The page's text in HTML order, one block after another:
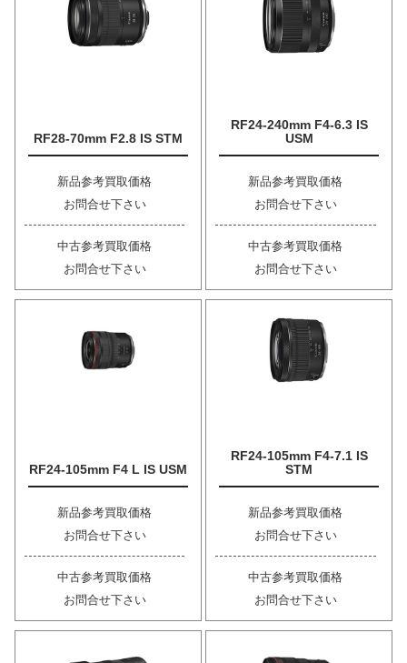
RF28-70mm F2.8 IS STM
新品参考買取価格
お問合せ下さい
中古参考買取価格
お問合せ下さい
RF24-240mm F4-6.3 IS
USM
新品参考買取価格
お問合せ下さい
中古参考買取価格
お問合せ下さい
RF24-105mm F4 L IS USM
新品参考買取価格
お問合せ下さい
中古参考買取価格
お問合せ下さい
RF24-105mm F4-7.1 IS
STM
新品参考買取価格
お問合せ下さい
中古参考買取価格
お問合せ下さい